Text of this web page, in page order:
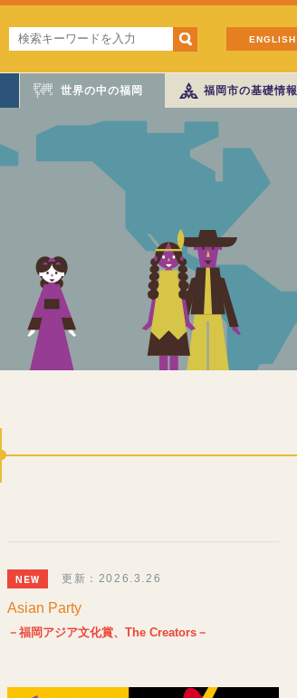
ENGLISH
世界の中の福岡 福岡市の基礎情報
更新：2026.3.26
Asian Party
－福岡アジア文化賞、The Creators－